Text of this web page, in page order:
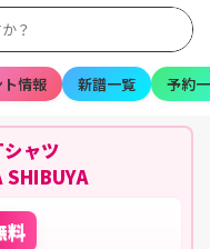
情報 新譜一覧 予約
ャツ
SHIBUYA
料